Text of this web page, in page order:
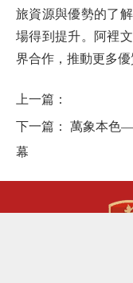
旅資源與優勢的了
場得到提升。阿裡
界合作，推動更多優
上一篇：
下一篇： 萬象本色
幕